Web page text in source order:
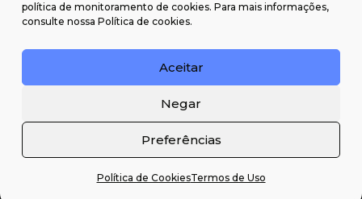
política de monitoramento de cookies. Para mais informações,
consulte nossa Política de cookies.
Aceitar
Negar
Preferências
Política de CookiesTermos de Uso
Suporte
Email: contato@citypic.com.br